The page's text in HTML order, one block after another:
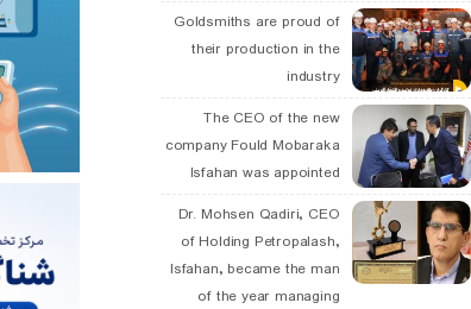
Goldsmiths are proud of
their production in the
industry
The CEO of the new
company Fould Mobaraka
Isfahan was appointed
Dr. Mohsen Qadiri, CEO
of Holding Petropalash,
Isfahan, became the man
of the year managing